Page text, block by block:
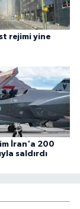
rejimi yine
İran'a 200
saldırdı